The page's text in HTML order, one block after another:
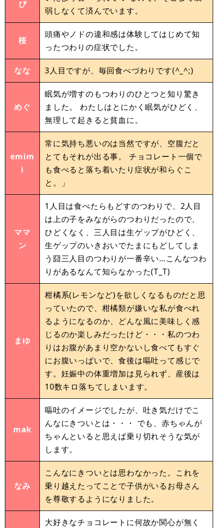
ぴ
弱しなくて済んでいます。
桜
頭痛やノドの違和感は体験してはじめて知
ったつわりの症状でした。
なな 3人目ですが、毎回食べづわりです(^_^;)
めぐ
眠気が増すのもつわりのひとつと知り驚き
ました。 わたしはとにかく眠気がひどく、
無理して起きると貧血に。
emim
i
常に気持ち悪いのは当然ですが、空腹だと
とてもそれが出る事。 チョコレート一個で
も食べると落ち着いたり症状が和らぐこ
と。」
ママ
ン
1人目は食べたらもどすのつわりで、2人目
は上の子をみながらのつわりだったので、
ひどくなく、三人目は生ゲップがひどく、
生ゲップのいきおいでたまにもどしてしま
う囧三人目のつわりが一番辛い…こんなつわ
りがあるなんて知らなかった(T_T)
まゆ
柑橘系(レモンなど)を欲しくなるものだと思
っていたので、柑橘類が嫌いな私が食べれ
るようになるのか、どんな風に美味しく感
じるのか楽しみだったけど・・・私のつわ
りはお腹があまり空かないし食べてもすぐ
にお腹いっぱいで、食後は嘔吐って感じで
す。妊娠中の体重増加は見られず、産後は
10数キロ落ちてしまいます。
mak
嘔吐のイメージでしたが、吐き気だけでこ
んなにきついとは・・・ でも、赤ちゃんが
ちゃんといると思えば乗り切れそうな気が
します。
なみ
こんなにきついとは思わなかった。これを
乗り越えたってことで子供がいるお母さん
を尊敬するようになりました。
大好きなチョコレートに何故か関心が無く